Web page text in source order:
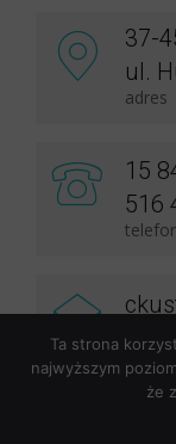
37-
ul.
adres
15
516
Ta strona
najwyższym
że